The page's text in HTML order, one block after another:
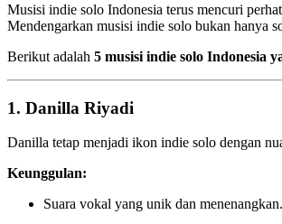
Musisi indie solo Indonesia terus mencuri
Mendengarkan musisi indie solo bukan hanya
Berikut adalah 5 musisi indie solo Indonesia
1. Danilla Riyadi
Danilla tetap menjadi ikon indie solo dengan
Keunggulan:
Suara vokal yang unik dan menenangkan.